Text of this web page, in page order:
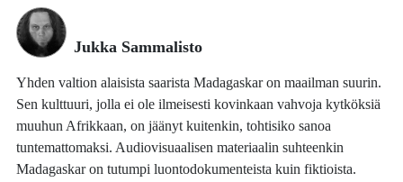
Jukka Sammalisto
Yhden valtion alaisista saarista Madagaskar on maailman suurin.
Sen kulttuuri, jolla ei ole ilmeisesti kovinkaan vahvoja kytköksiä
muuhun Afrikkaan, on jäänyt kuitenkin, tohtisiko sanoa
tuntemattomaksi. Audiovisuaalisen materiaalin suhteenkin
Madagaskar on tutumpi luontodokumenteista kuin fiktioista.